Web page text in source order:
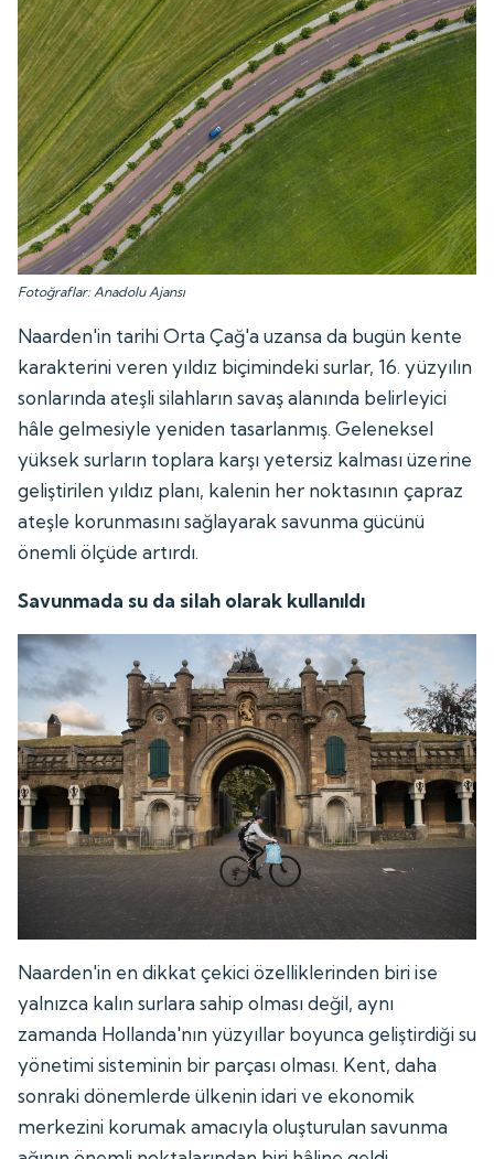
Fotoğraflar: Anadolu Ajansı
Naarden'in tarihi Orta Çağ'a uzansa da bugün kente
karakterini veren yıldız biçimindeki surlar, 16. yüzyılın
sonlarında ateşli silahların savaş alanında belirleyici
hâle gelmesiyle yeniden tasarlanmış. Geleneksel
yüksek surların toplara karşı yetersiz kalması üzerine
geliştirilen yıldız planı, kalenin her noktasının çapraz
ateşle korunmasını sağlayarak savunma gücünü
önemli ölçüde artırdı.
Savunmada su da silah olarak kullanıldı
Naarden'in en dikkat çekici özelliklerinden biri ise
yalnızca kalın surlara sahip olması değil, aynı
zamanda Hollanda'nın yüzyıllar boyunca geliştirdiği su
yönetimi sisteminin bir parçası olması. Kent, daha
sonraki dönemlerde ülkenin idari ve ekonomik
merkezini korumak amacıyla oluşturulan savunma